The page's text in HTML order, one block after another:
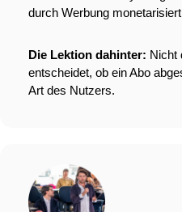
durch Werbung
Die Lektion dahinter: Nicht
entscheidet, ob ein Abo
Art des Nutzers.